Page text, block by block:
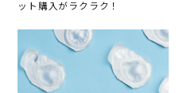
ット購入がラクラク！